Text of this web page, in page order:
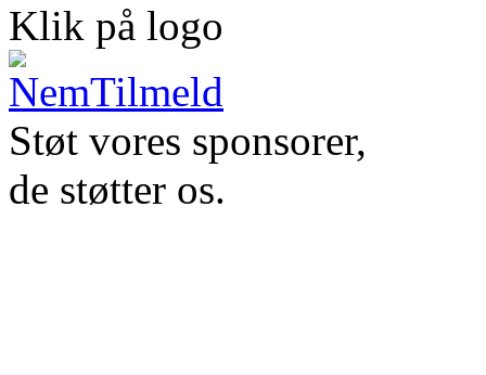
Klik på logo
Støt vores sponsorer,
de støtter os.